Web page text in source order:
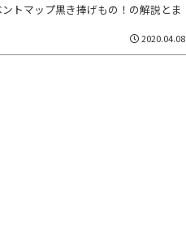
トマップ黒き捧げもの！の解説とま
2020.04.08